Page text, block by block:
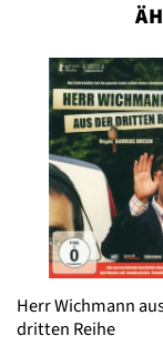
Herr Wichmann
dritten Reihe